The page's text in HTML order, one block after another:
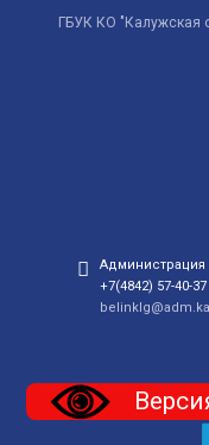
ГБУК КО "Калужская
Администрация
+7(4842) 57-40-37